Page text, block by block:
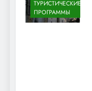
ТУРИСТИЧЕСКИЕ
ПРОГРАММЫ